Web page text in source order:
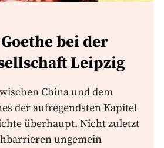
bei der
Leipzig
China und dem
der aufregendsten Kapitel
überhaupt. Nicht zuletzt
ungemein